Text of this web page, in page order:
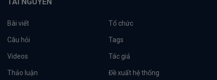
Bài viết Tổ chức
Câu hỏi Tags
Videos Tác giả
Thảo luận Đề xuất hệ thống